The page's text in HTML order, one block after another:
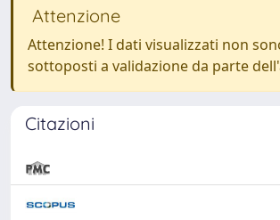
Attenzione
Attenzione! I dati visualizzati non
sottoposti a validazione da parte
Citazioni